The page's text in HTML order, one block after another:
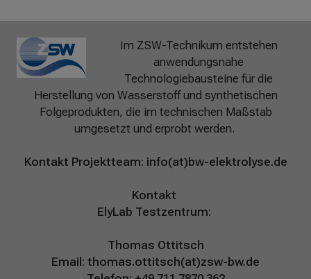
Im ZSW-Technikum entstehen
anwendungsnahe
Technologiebausteine für die
Herstellung von Wasserstoff und synthetischen
Folgeprodukten, die im technischen Maßstab
umgesetzt und erprobt werden.
Kontakt Projektteam: info(at)bw-elektrolyse.de
Kontakt
ElyLab Testzentrum:
Thomas Ottitsch
Email: thomas.ottitsch(at)zsw-bw.de